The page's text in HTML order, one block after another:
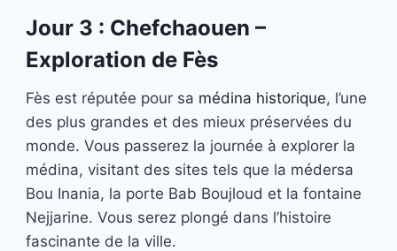
Jour 3 : Chefchaouen –
Exploration de Fès
Fès est réputée pour sa médina historique, l’une
des plus grandes et des mieux préservées du
monde. Vous passerez la journée à explorer la
médina, visitant des sites tels que la médersa
Bou Inania, la porte Bab Boujloud et la fontaine
Nejjarine. Vous serez plongé dans l’histoire
fascinante de la ville.